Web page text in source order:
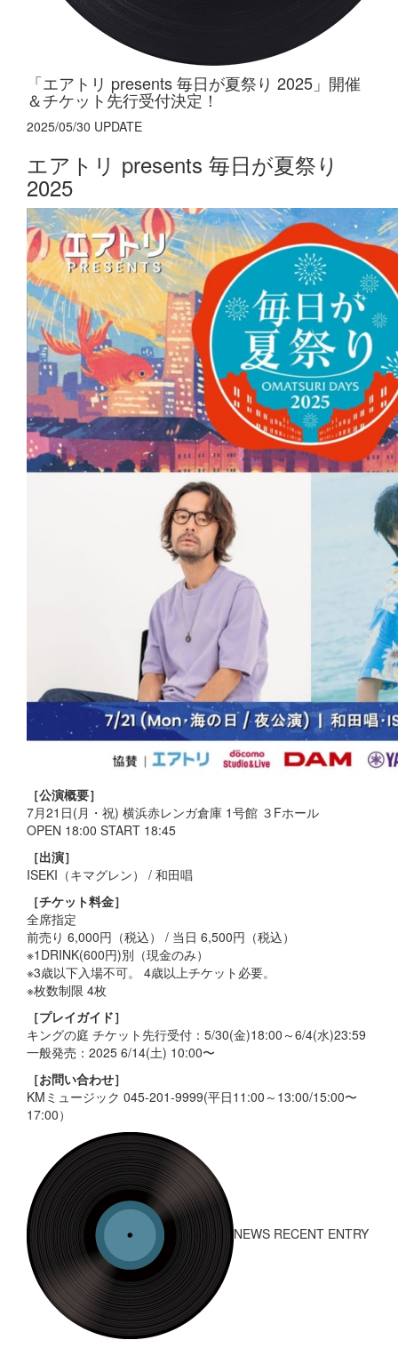
「エアトリ presents 毎日が夏祭り 2025」開催
＆チケット先行受付決定！
2025/05/30 UPDATE
エアトリ presents 毎日が夏祭り
2025
［公演概要］
7月21日(月・祝) 横浜赤レンガ倉庫 1号館 ３Fホール
OPEN 18:00 START 18:45
［出演］
ISEKI（キマグレン） / 和田唱
［チケット料金］
全席指定
前売り 6,000円（税込） / 当日 6,500円（税込）
※1DRINK(600円)別（現金のみ）
※3歳以下入場不可。 4歳以上チケット必要。
※枚数制限 4枚
［プレイガイド］
キングの庭 チケット先行受付：5/30(金)18:00～6/4(水)23:59
一般発売：2025 6/14(土) 10:00〜
［お問い合わせ］
KMミュージック 045-201-9999(平日11:00～13:00/15:00〜
17:00）
NEWS RECENT ENTRY